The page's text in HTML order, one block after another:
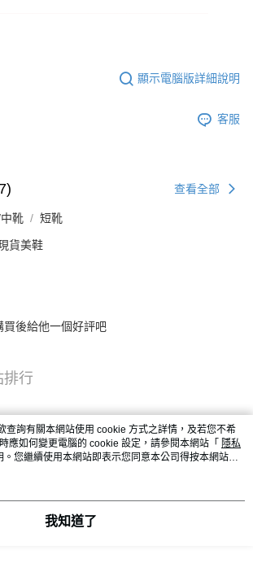
顯示電腦版詳細說明
客服
查看全部
靴 短靴
貨美鞋
後給他一個好評吧
排行
查詢有關本網站使用 cookie 方式之詳情，及若您不希
應如何變更電腦的 cookie 設定，請參閱本網站「 隱私
。您繼續使用本網站即表示您同意本公司得按本網站使
cookie。
我知道了